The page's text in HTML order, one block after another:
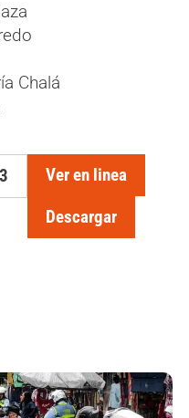
Chalá
Ver en linea
Descargar